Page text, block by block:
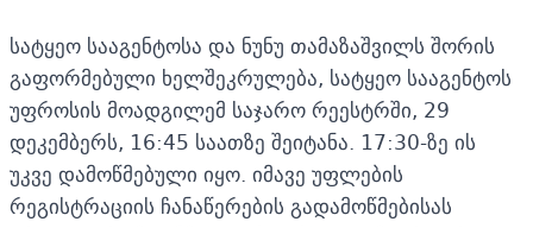
სატყეო სააგენტოსა და ნუნუ თამაზაშვილს შორის
გაფორმებული ხელშეკრულება, სატყეო სააგენტოს
უფროსის მოადგილემ საჯარო რეესტრში, 29
დეკემბერს, 16:45 საათზე შეიტანა. 17:30-ზე ის
უკვე დამოწმებული იყო. იმავე უფლების
რეგისტრაციის ჩანაწერების გადამოწმებისას